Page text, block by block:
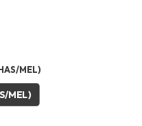
MEL)
MEL)